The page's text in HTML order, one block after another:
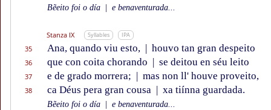
Bẽeito foi o día e benaventurada...
Stanza IX Syllables IPA
35 Ana, quando viu esto, | houvo tan gran despeito
36 que con coita chorando | se deitou en séu leito
37 e de grado morrera; | mas non ll' houve proveito,
38 ca Déus pera gran cousa | xa tiínna guardada.
Bẽeito foi o día e benaventurada...